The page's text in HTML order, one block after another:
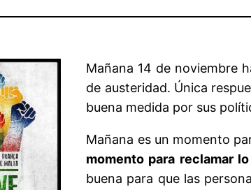
Mañana 14 de noviembre
de austeridad. Única
buena medida por sus
Mañana es un momento
momento para reclamar
buena para que las